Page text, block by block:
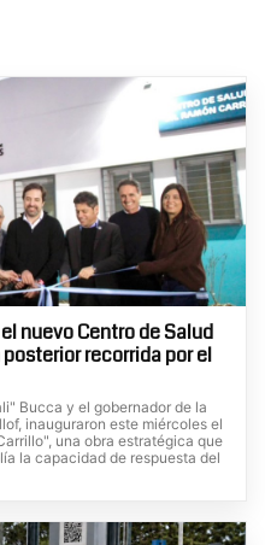
nuevo Centro de Salud
recorrida por el
Bucca y el gobernador de la
inauguraron este miércoles el
una obra estratégica que
la capacidad de respuesta del